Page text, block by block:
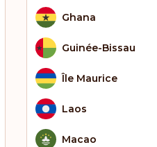
Ghana
Guinée-Bissau
Île Maurice
Laos
Macao